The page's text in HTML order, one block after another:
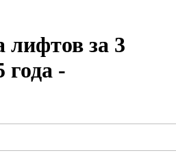
за 3
года -